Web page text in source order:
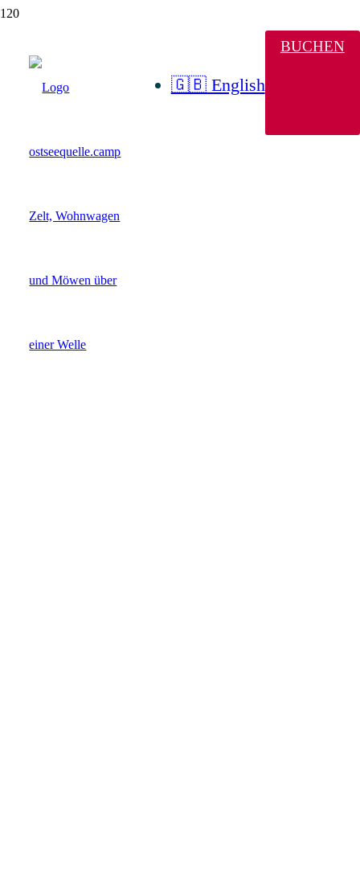
🇬🇧 English
BUCHEN